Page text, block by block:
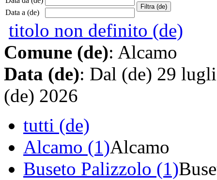
Data a (de)
titolo non definito (de)
Comune (de): Alcamo
Data (de): Dal (de) 29
(de) 2026
tutti (de)
Alcamo (1)Alcamo
Buseto Palizzolo (1)